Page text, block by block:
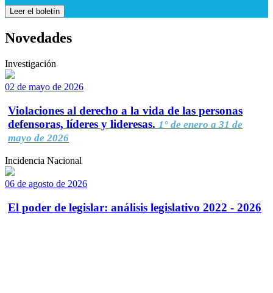
Leer el boletín
Novedades
Investigación
02 de mayo de 2026
Violaciones al derecho a la vida de las personas
defensoras, líderes y lideresas. 1° de enero a 31 de
mayo de 2026
Incidencia Nacional
06 de agosto de 2026
El poder de legislar: análisis legislativo 2022 - 2026